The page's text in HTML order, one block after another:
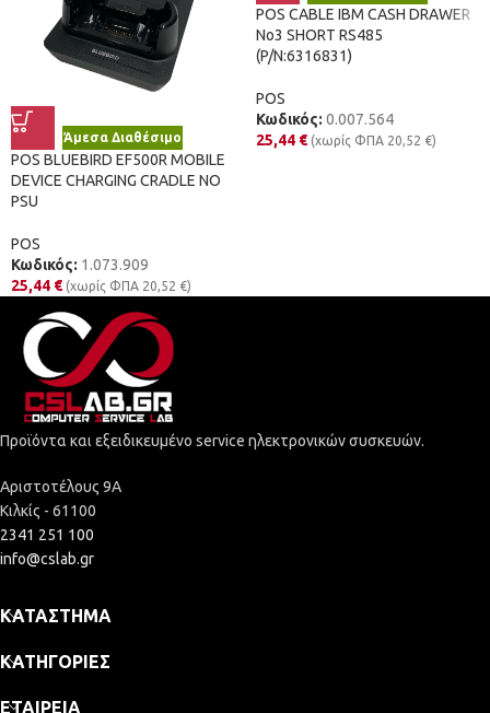
Άμεσα Διαθέσιμο
POS BLUEBIRD EF500R MOBILE
DEVICE CHARGING CRADLE NO
PSU
POS
Κωδικός: 1.073.909
25,44 € (χωρίς ΦΠΑ 20,52 €)
POS CABLE IBM CASH DRAWER
No3 SHORT RS485
(P/N:6316831)
POS
Κωδικός: 0.007.564
25,44 € (χωρίς ΦΠΑ 20,52 €)
Προϊόντα και εξειδικευμένο service ηλεκτρονικών συσκευών.
Αριστοτέλους 9Α
Κιλκίς - 61100
2341 251 100
info@cslab.gr
ΚΑΤΆΣΤΗΜΑ
ΚΑΤΗΓΟΡΊΕΣ
ΕΤΑΙΡΕΊΑ